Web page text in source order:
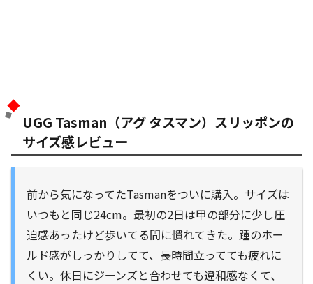
UGG Tasman（アグ タスマン）スリッポンの
サイズ感レビュー
前から気になってたTasmanをついに購入。サイズは
いつもと同じ24cm。最初の2日は甲の部分に少し圧
迫感あったけど歩いてる間に慣れてきた。踵のホー
ルド感がしっかりしてて、長時間立ってても疲れに
くい。休日にジーンズと合わせても違和感なくて、